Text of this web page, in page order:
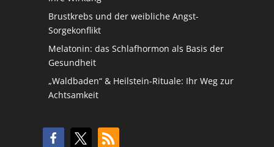
Brustkrebs und der weibliche Angst-
Sorgekonflikt
Melatonin: das Schlafhormon als Basis der
Gesundheit
„Waldbaden“ & Heilstein-Rituale: Ihr Weg zur
Achtsamkeit